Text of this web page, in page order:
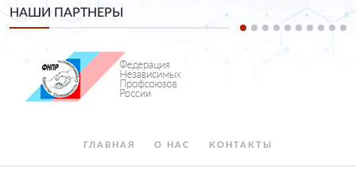
НАШИ ПАРТНЕРЫ
ГЛАВНАЯ О НАС КОНТАКТЫ